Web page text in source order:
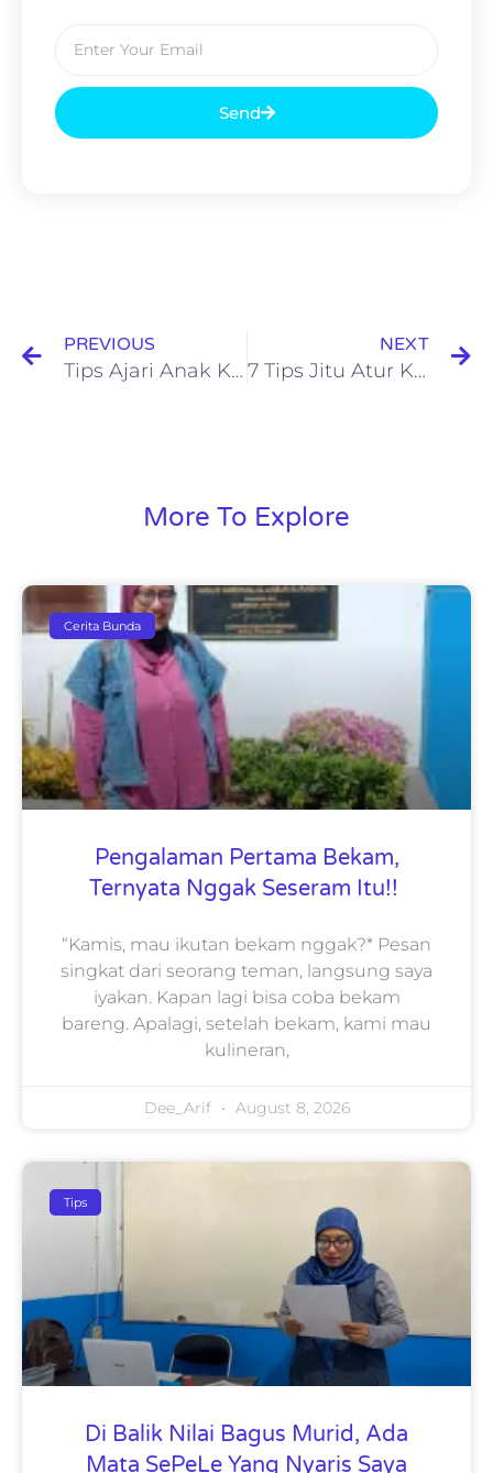
Send
PREVIOUS
Tips Ajari Anak Kelola Uang THR Agar Tidak Boros
NEXT
7 Tips Jitu Atur Keuangan Pascalebaran
More To Explore
Cerita Bunda
Pengalaman Pertama Bekam,
Ternyata Nggak Seseram Itu!!
“Kamis, mau ikutan bekam nggak?* Pesan
singkat dari seorang teman, langsung saya
iyakan. Kapan lagi bisa coba bekam
bareng. Apalagi, setelah bekam, kami mau
kulineran,
Dee_Arif August 8, 2026
Tips
Di Balik Nilai Bagus Murid, Ada
Mata SePeLe Yang Nyaris Saya